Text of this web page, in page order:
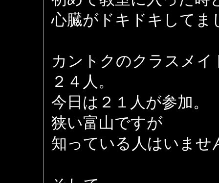
心臓がドキドキしてま
カントクのクラスメイ
２４人。
今日は２１人が参加。
狭い富山ですが
知っている人はいませ